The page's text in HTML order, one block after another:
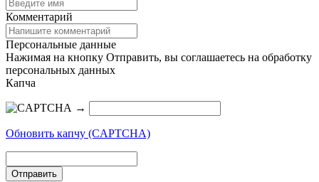
Комментарий
Персональные данные
Нажимая на кнопку Отправить, вы соглашаетесь на обработку
персональных данных
Капча
→
Обновить капчу (CAPTCHA)
Отправить